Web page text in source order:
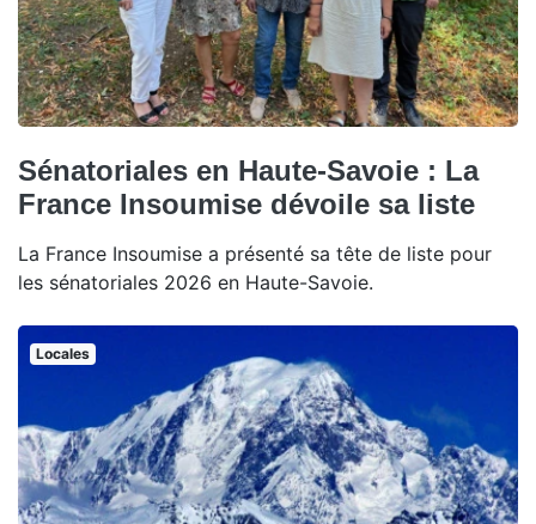
Sénatoriales en Haute-Savoie : La
France Insoumise dévoile sa liste
La France Insoumise a présenté sa tête de liste pour
les sénatoriales 2026 en Haute-Savoie.
Locales